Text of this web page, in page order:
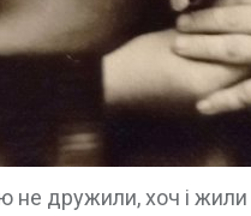
дружили, хоч і жили